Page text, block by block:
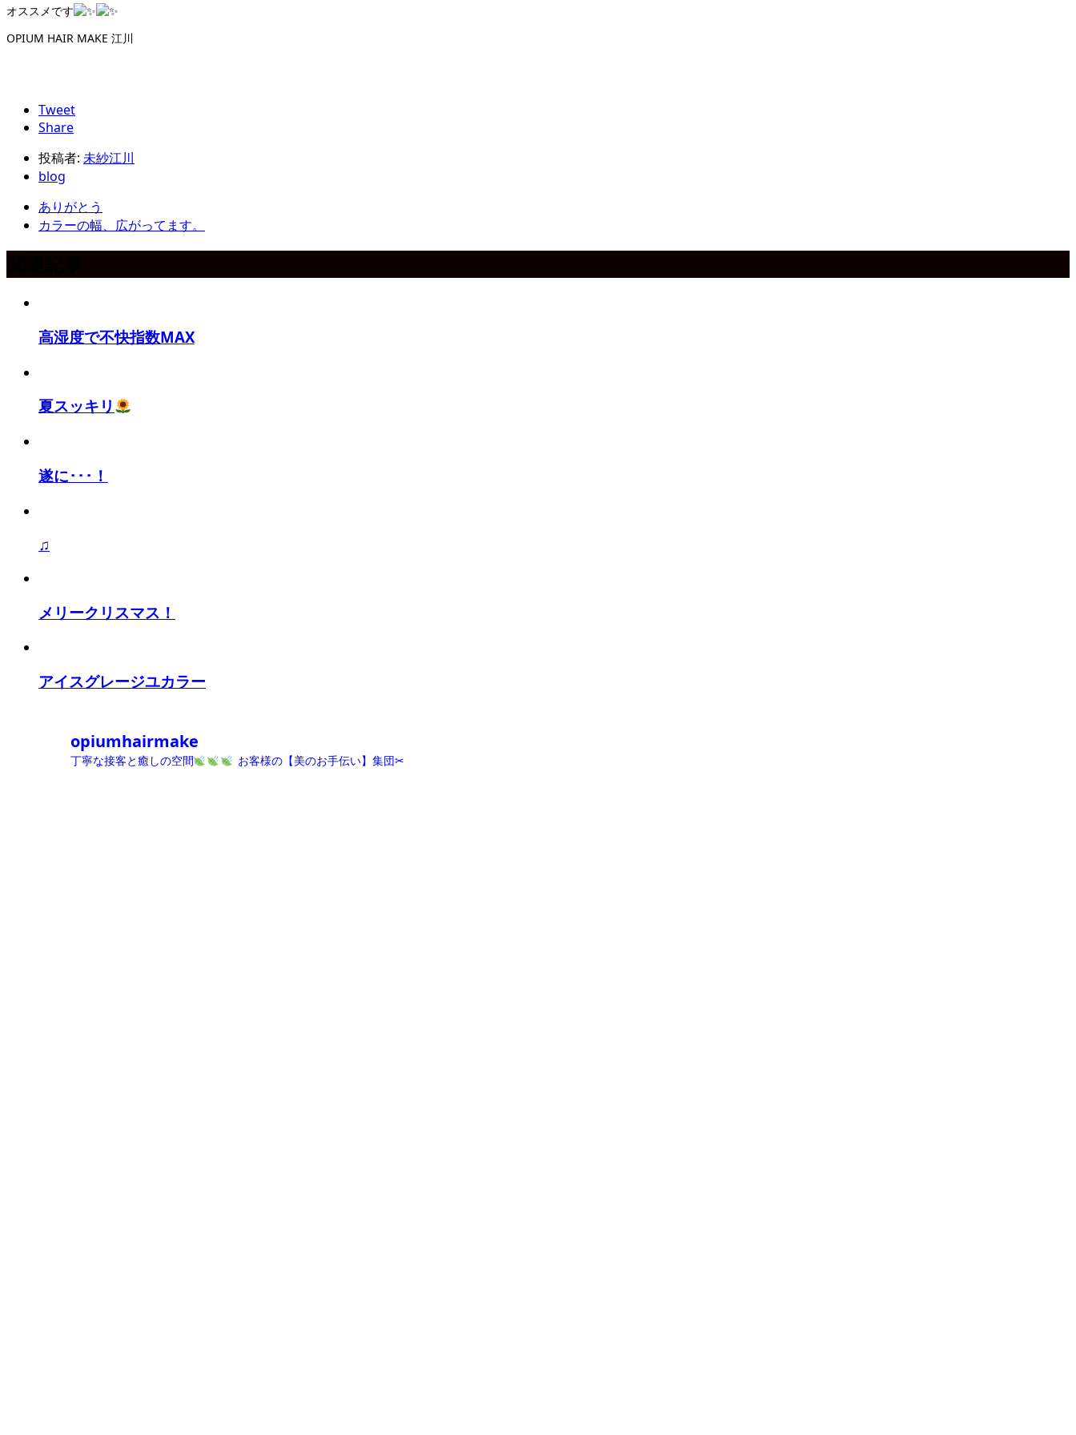
オススメです
OPIUM HAIR MAKE 江川
Tweet
Share
投稿者: 未紗江川
blog
ありがとう
カラーの幅、広がってます。
高湿度で不快指数MAX
夏スッキリ
遂に･･･！
♫
メリークリスマス！
アイスグレージユカラー
opiumhairmake
丁寧な接客と癒しの空間 お客様の【美のお手伝い】集団✂︎